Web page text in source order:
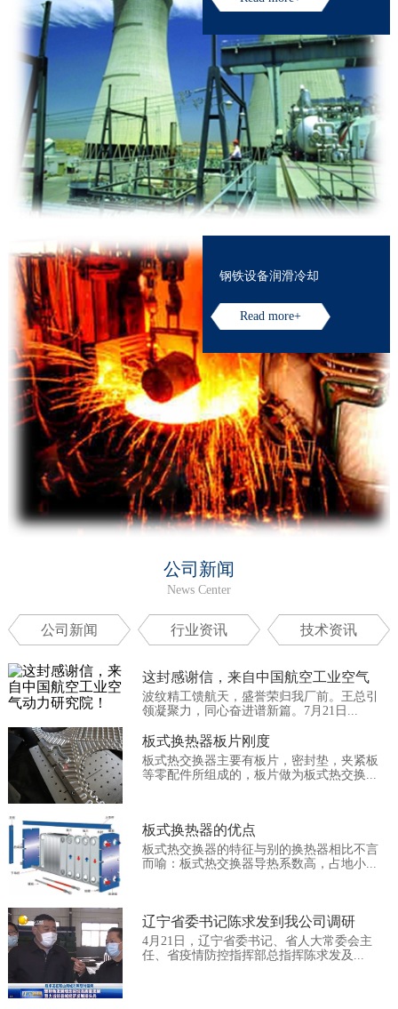
钢铁设备润滑冷却
Read more+
公司新闻
News Center
公司新闻 行业资讯 技术资讯
这封感谢信，来自中国航空工业空气
动...
波纹精工馈航天，盛誉荣归我厂前。王总引
领凝聚力，同心奋进谱新篇。7月21日...
板式换热器板片刚度
板式热交换器主要有板片，密封垫，夹紧板
等零配件所组成的，板片做为板式热交换...
板式换热器的优点
板式热交换器的特征与别的换热器相比不言
而喻：板式热交换器导热系数高，占地小...
辽宁省委书记陈求发到我公司调研
4月21日，辽宁省委书记、省人大常委会主
任、省疫情防控指挥部总指挥陈求发及...